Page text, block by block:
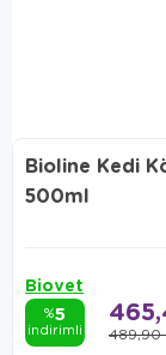
Bioline Kedi
500ml
Biovet
%5
indirimli 489,90